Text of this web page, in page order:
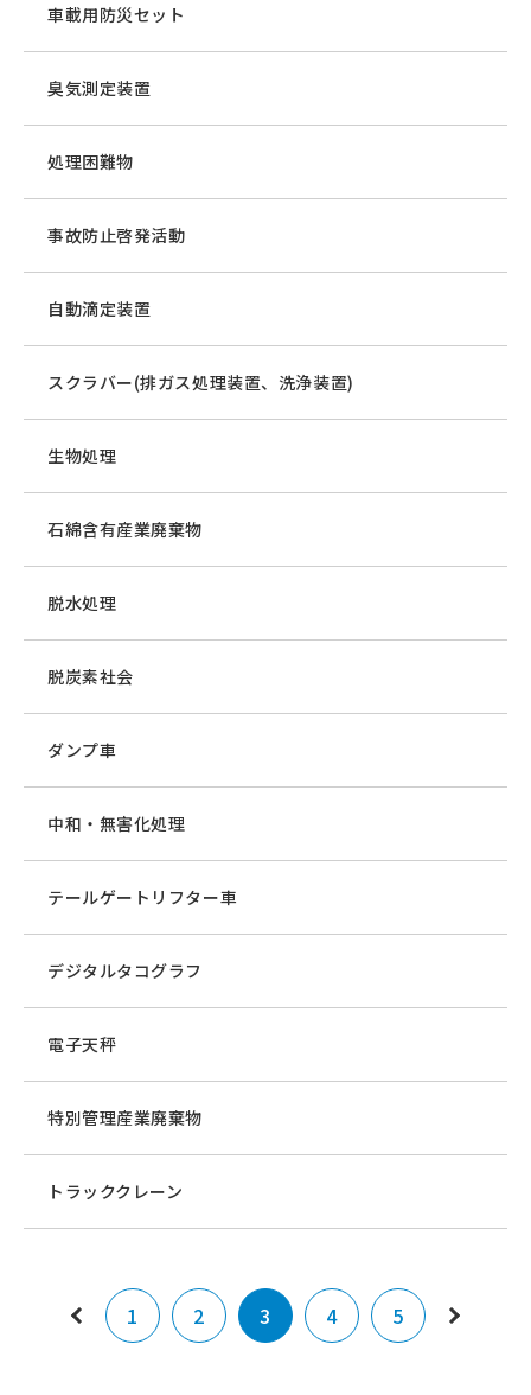
車載用防災セット
臭気測定装置
処理困難物
事故防止啓発活動
自動滴定装置
スクラバー(排ガス処理装置、洗浄装置)
生物処理
石綿含有産業廃棄物
脱水処理
脱炭素社会
ダンプ車
中和・無害化処理
テールゲートリフター車
デジタルタコグラフ
電子天秤
特別管理産業廃棄物
トラッククレーン
1 2 3 4 5